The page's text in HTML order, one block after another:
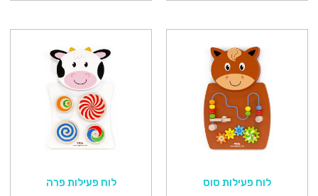
לוח פעילות סוס לוח פעילות פרה